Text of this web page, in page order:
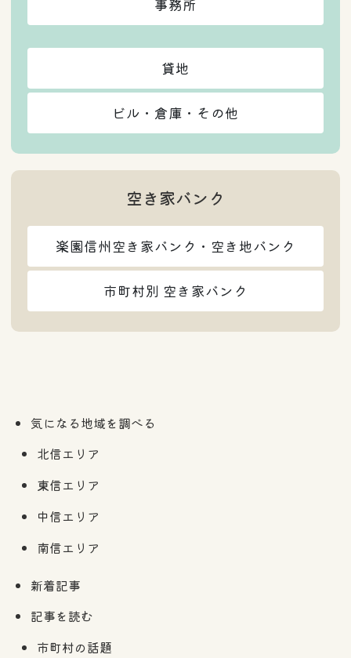
事務所
貸地
ビル・倉庫・その他
空き家バンク
楽園信州空き家バンク・空き地バンク
市町村別 空き家バンク
気になる地域を調べる
北信エリア
東信エリア
中信エリア
南信エリア
新着記事
記事を読む
市町村の話題